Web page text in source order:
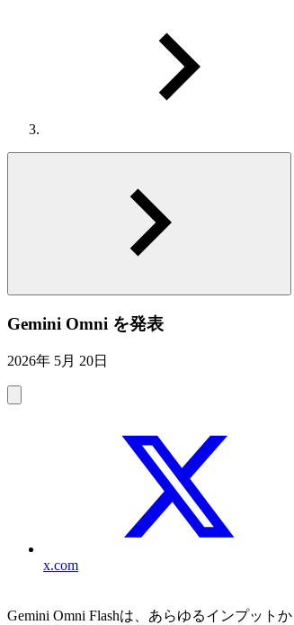
Gemini Omni を発表
2026年 5月 20日
x.com
Gemini Omni Flashは、あらゆるインプッ